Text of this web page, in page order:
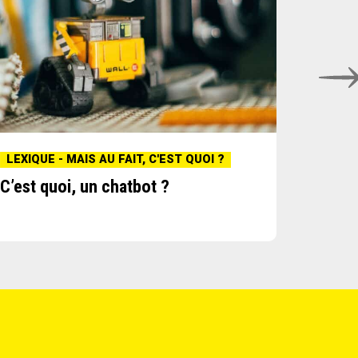
LEXIQUE - MAIS AU FAIT, C'EST QUOI ?
C’est quoi, un chatbot ?